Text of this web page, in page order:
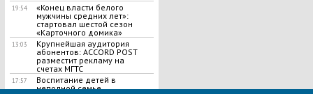
19:54
«Конец власти белого
мужчины средних лет»:
стартовал шестой сезон
«Карточного домика»
13:03
Крупнейшая аудитория
абонентов: ACCORD POST
разместит рекламу на
счетах МГТС
17:57
Воспитание детей в
неполной семье